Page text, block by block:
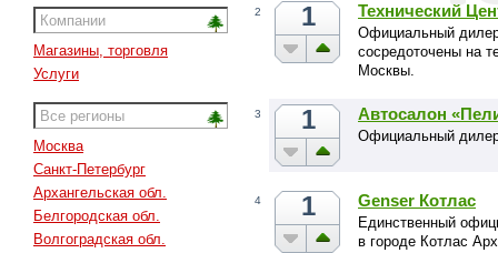
Магазины, торговля
Услуги
Москва
Санкт-Петербург
Архангельская обл.
Белгородская обл.
Волгоградская обл.
2 1 Технический
Официальный
сосредоточены на
Москвы.
3 1 Автосалон
Официальный
4 1 Genser Котлас
Единственный
в городе Котлас